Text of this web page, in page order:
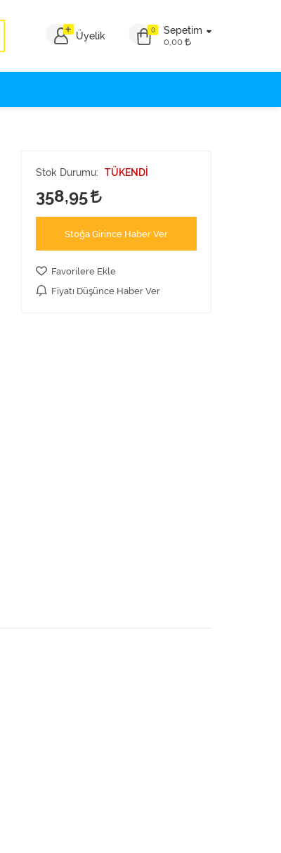
0 Sepetim
0,00
Üyelik
Stok Durumu: TÜKENDİ
358,95
Stoğa Girince Haber Ver
Favorilere Ekle
Fiyatı Düşünce Haber Ver